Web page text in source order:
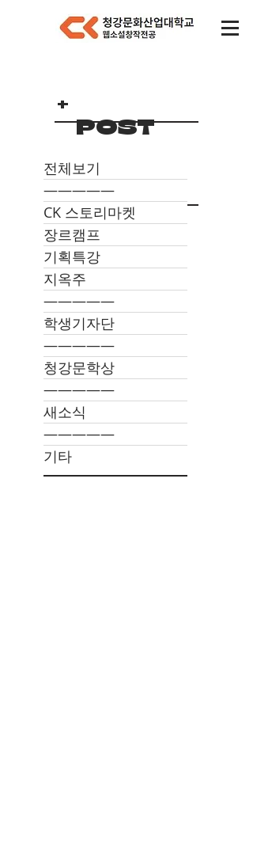
+
RELIGH
T
POST
전체보기
―――――
CK 스토리마켓
장르캠프
기획특강
지옥주
―――――
학생기자단
―――――
청강문학상
―――――
새소식
―――――
기타